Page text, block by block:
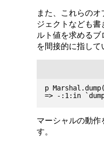
また、これらの
ジェクトなども
ルト値を求めるブ
を間接的に指して
p
マーシャルの動作
す。